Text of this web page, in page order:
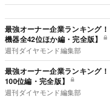
最強オーナー企業ランキング
機器全42位ほか編・完全版】
週刊ダイヤモンド編集部
最強オーナー企業ランキング
100位編・完全版】
週刊ダイヤモンド編集部